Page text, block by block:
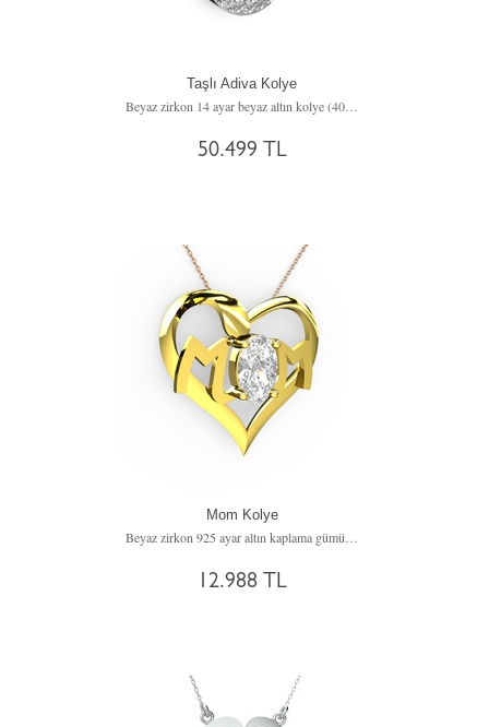
Taşlı Adiva Kolye
Beyaz zirkon 14 ayar beyaz altın kolye (40 cm beyaz altın rolo zincir)
50.499 TL
Mom Kolye
12.988 TL